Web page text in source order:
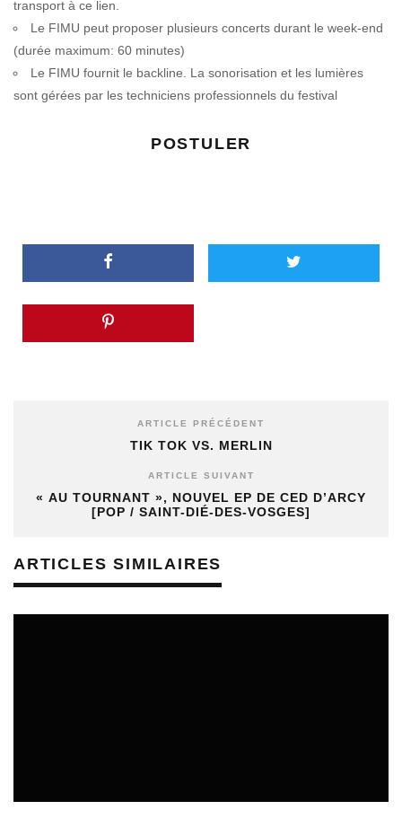
transport à ce lien.
Le FIMU peut proposer plusieurs concerts durant le week-end
(durée maximum: 60 minutes)
Le FIMU fournit le backline. La sonorisation et les lumières
sont gérées par les techniciens professionnels du festival
POSTULER
ARTICLE PRÉCÉDENT
TIK TOK VS. MERLIN
ARTICLE SUIVANT
« AU TOURNANT », NOUVEL EP DE CED D’ARCY
[POP / SAINT-DIÉ-DES-VOSGES]
ARTICLES SIMILAIRES